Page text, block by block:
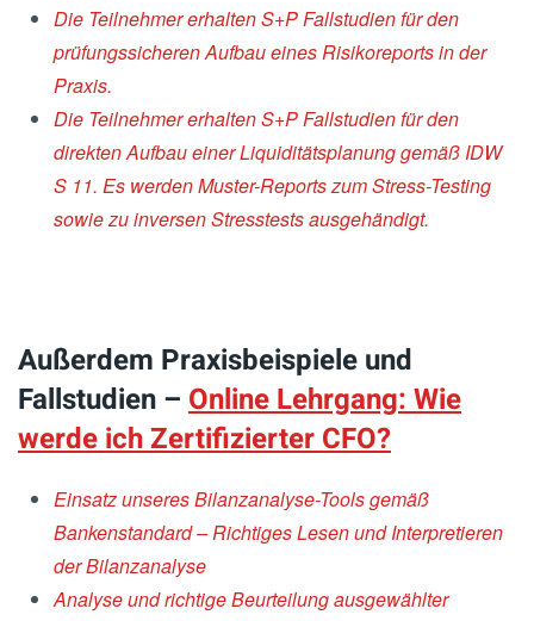
Die Teilnehmer erhalten S+P Fallstudien für den
prüfungssicheren Aufbaueines Risikoreports in der
Praxis.
Die Teilnehmer erhalten S+P Fallstudien für den
direkten Aufbau einer Liquiditätsplanung gemäß IDW
S 11. Es werden Muster-Reports zum Stress-Testing
sowie zu inversen Stresstests ausgehändigt.
Außerdem Praxisbeispiele und
Fallstudien – Online Lehrgang: Wie
werde ich Zertifizierter CFO?
Einsatz unseres Bilanzanalyse-Tools gemäß
Bankenstandard – Richtiges Lesen und Interpretieren
der Bilanzanalyse
Analyse und richtige Beurteilung ausgewählter